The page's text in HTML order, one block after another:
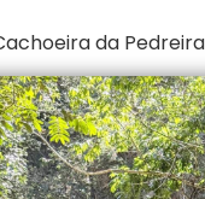
da Pedreira